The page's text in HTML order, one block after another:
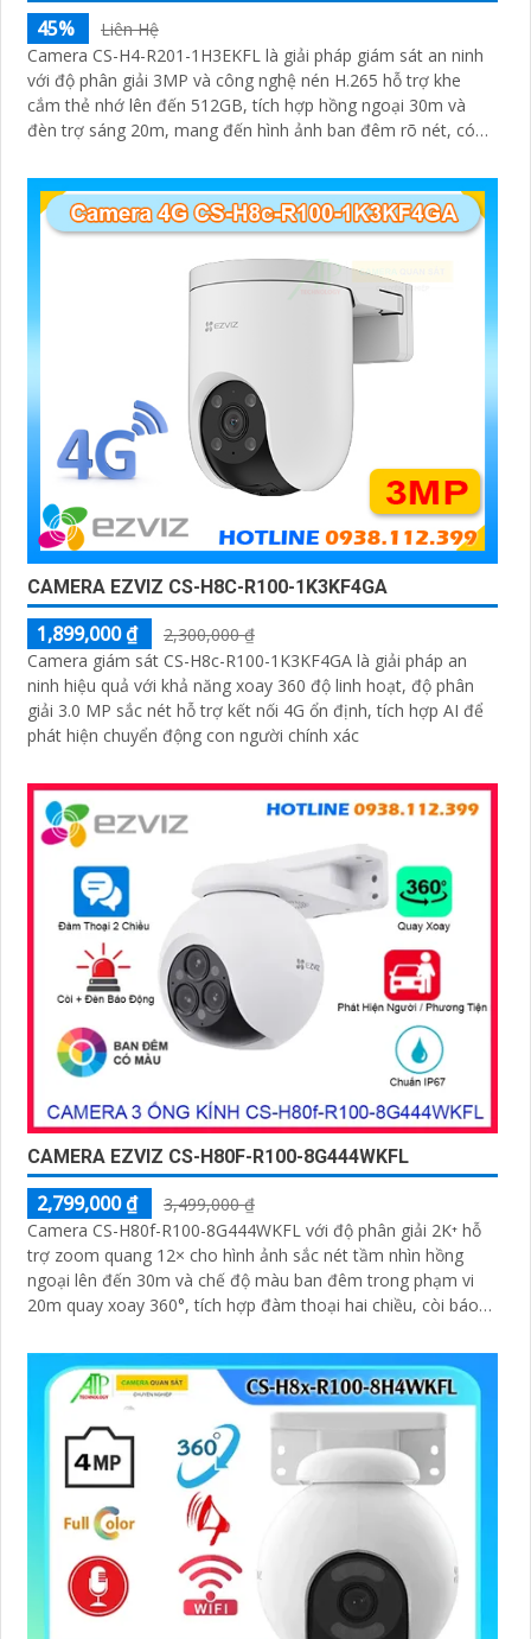
45%
Liên Hệ
Camera CS-H4-R201-1H3EKFL là giải pháp giám sát an ninh
với độ phân giải 3MP và công nghệ nén H.265 hỗ trợ khe
cắm thẻ nhớ lên đến 512GB, tích hợp hồng ngoại 30m và
đèn trợ sáng 20m, mang đến hình ảnh ban đêm rõ nét, có
CAMERA EZVIZ CS-H8C-R100-1K3KF4GA
1,899,000 ₫
2,300,000 ₫
Camera giám sát CS-H8c-R100-1K3KF4GA là giải pháp an
ninh hiệu quả với khả năng xoay 360 độ linh hoạt, độ phân
giải 3.0 MP sắc nét hỗ trợ kết nối 4G ổn định, tích hợp AI để
phát hiện chuyển động con người chính xác
CAMERA EZVIZ CS-H80F-R100-8G444WKFL
2,799,000 ₫
3,499,000 ₫
Camera CS-H80f-R100-8G444WKFL với độ phân giải 2K⁺ hỗ
trợ zoom quang 12× cho hình ảnh sắc nét tầm nhìn hồng
ngoại lên đến 30m và chế độ màu ban đêm trong phạm vi
20m quay xoay 360°, tích hợp đàm thoại hai chiều, còi báo
Đạt chuẩn IP67 có khả năng chống bụi, nước, đảm bảo hoạt
động ổn định trong mọi điều kiện thời tiết